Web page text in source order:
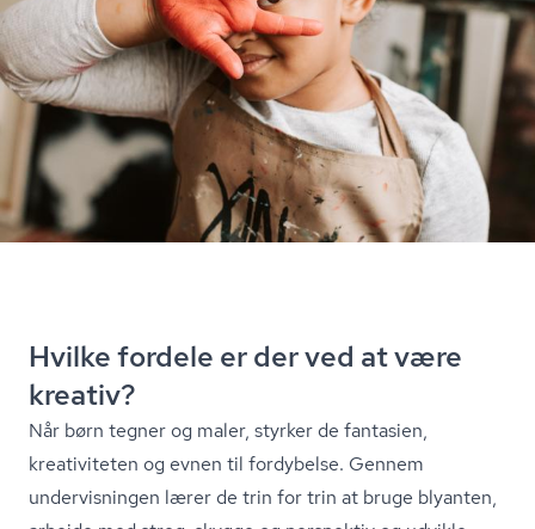
Hvilke fordele er der ved at være
kreativ?
Når børn tegner og maler, styrker de fantasien,
kreativiteten og evnen til fordybelse. Gennem
undervisningen lærer de trin for trin at bruge blyanten,